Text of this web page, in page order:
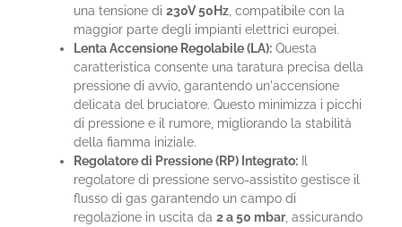
una tensione di230V 50Hz , compatibile con la
maggior parte degli impianti elettrici europei.
Lenta Accensione Regolabile (LA): Questa
caratteristica consente una taratura precisa della
pressione di avvio, garantendo un'accensione
delicata del bruciatore. Questo minimizza i picchi
di pressione e il rumore, migliorando la stabilità
della fiamma iniziale.
Regolatore di Pressione (RP) Integrato:
regolatore di pressione servo-assistito gestisce il
flusso di gas garantendo un campo di
regolazione in uscita da2 a 50 mbar, assicurando